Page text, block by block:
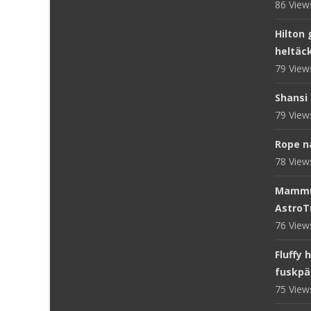
86
Hilton
79
79
Rope
78
76
Fluffy
75